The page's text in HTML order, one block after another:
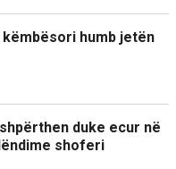
humb jetën
duke ecur në
shoferi